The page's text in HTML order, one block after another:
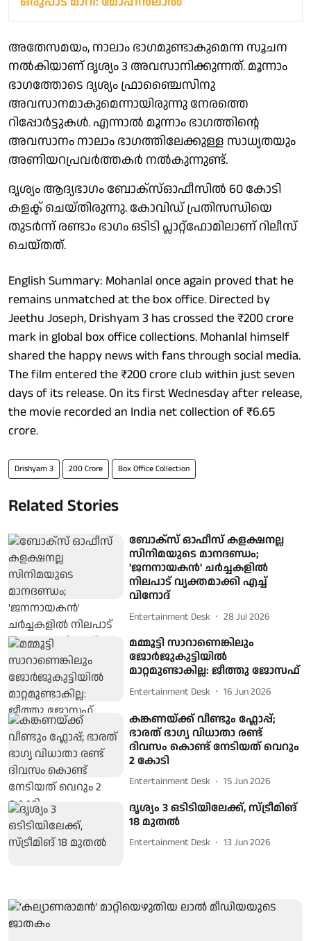
അതേസമയം, നാലാം ഭാഗമുണ്ടാകുമെന്ന സൂചന
നൽകിയാണ് ദൃശ്യം 3 അവസാനിക്കുന്നത്. മൂന്നാം
ഭാഗത്തോടെ ദൃശ്യം ഫ്രാഞ്ചൈസിനു
അവസാനമാകുമെന്നായിരുന്നു നേരത്തെ
റിപ്പോർട്ടുകൾ. എന്നാൽ മൂന്നാം ഭാഗത്തിന്റെ
അവസാനം നാലാം ഭാഗത്തിലേക്കുള്ള സാധ്യതയും
അണിയറപ്രവർത്തകർ നൽകുന്നുണ്ട്.
ദൃശ്യം ആദ്യഭാഗം ബോക്‌സ്ഓഫീസിൽ 60 കോടി
കളക്ട് ചെയ്തിരുന്നു. കോവിഡ് പ്രതിസന്ധിയെ
തുടർന്ന് രണ്ടാം ഭാഗം ഒടിടി പ്ലാറ്റ്‌ഫോമിലാണ് റിലീസ്
ചെയ്തത്.
English Summary: Mohanlal once again proved that he
remains unmatched at the box office. Directed by
Jeethu Joseph, Drishyam 3 has crossed the ₹200 crore
mark in global box office collections. Mohanlal himself
shared the happy news with fans through social media.
The film entered the ₹200 crore club within just seven
days of its release. On its first Wednesday after release,
the movie recorded an India net collection of ₹6.65
crore.
Drishyam 3 200 Crore Box Office Collection
Related Stories
ബോക്സ് ഓഫീസ് കളക്ഷനല്ല
സിനിമയുടെ മാനദണ്ഡം;
'ജനനായകൻ' ചർച്ചകളിൽ
നിലപാട് വ്യക്തമാക്കി എച്ച്
വിനോദ്
Entertainment Desk 28 Jul 2026
മമ്മൂട്ടി സാറാണെങ്കിലും
ജോർജുകുട്ടിയിൽ
മാറ്റമുണ്ടാകില്ല: ജീത്തു ജോസഫ്
Entertainment Desk 16 Jun 2026
കങ്കണയ്ക്ക് വീണ്ടും ഫ്ലോപ്പ്;
ഭാരത് ഭാഗ്യ വിധാതാ രണ്ട്
ദിവസം കൊണ്ട് നേടിയത് വെറും
2 കോടി
Entertainment Desk 15 Jun 2026
ദൃശ്യം 3 ഒടിടിയിലേക്ക്, സ്ട്രീമിങ്
18 മുതല്‍
Entertainment Desk 13 Jun 2026